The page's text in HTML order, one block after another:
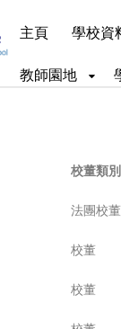
主頁 學校資
教師園地
校董類別
法團校
校董
校董